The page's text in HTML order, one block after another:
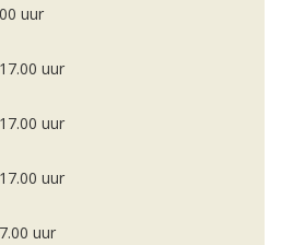
uur
uur
uur
uur
uur